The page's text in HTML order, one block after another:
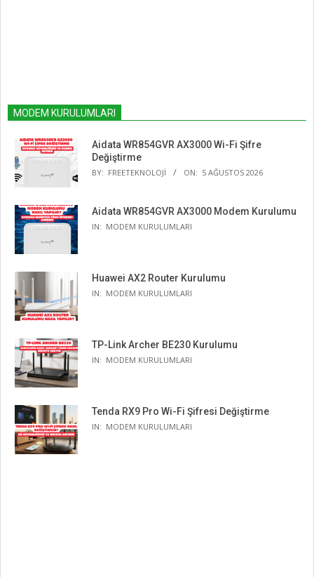
MODEM KURULUMLARI
Aidata WR854GVR AX3000 Wi-Fi Şifre
Değiştirme
BY: FREETEKNOLOJI ON: 5 AĞUSTOS 2026
Aidata WR854GVR AX3000 Modem Kurulumu
IN: MODEM KURULUMLARI
Huawei AX2 Router Kurulumu
IN: MODEM KURULUMLARI
TP-Link Archer BE230 Kurulumu
IN: MODEM KURULUMLARI
Tenda RX9 Pro Wi-Fi Şifresi Değiştirme
IN: MODEM KURULUMLARI